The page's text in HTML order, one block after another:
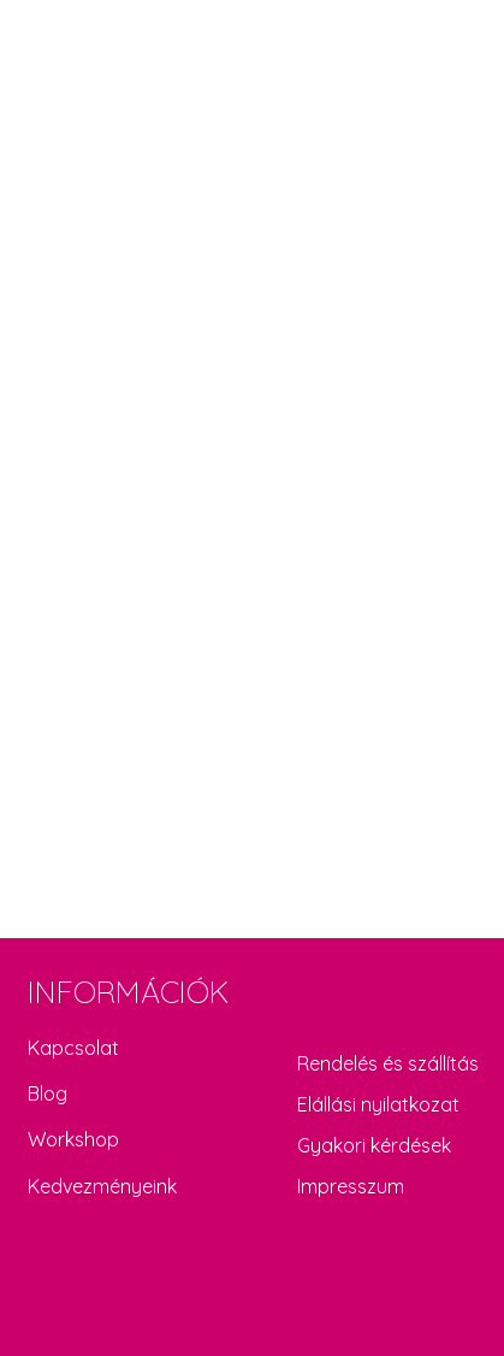
INFORMÁCIÓK
Kapcsolat
Blog
Workshop
Kedvezményeink
Rendelés és szállítás
Elállási nyilatkozat
Gyakori kérdések
Impresszum